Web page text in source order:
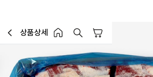
이전페이지로 이동
상품상세
홈 버튼홈 장바구니